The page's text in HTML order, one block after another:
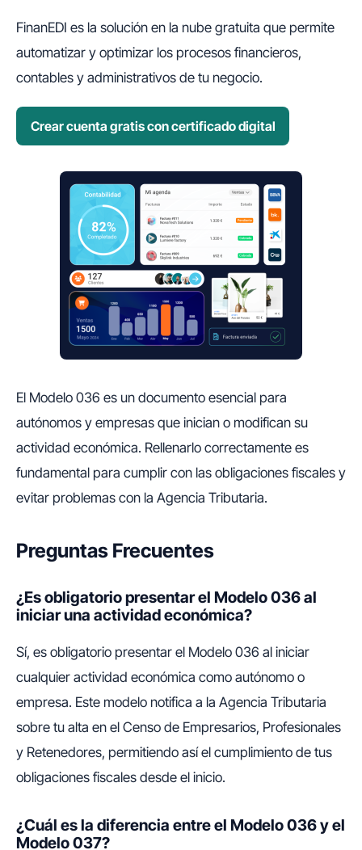
FinanEDI es la solución en la nube gratuita que permite
automatizar y optimizar los procesos financieros,
contables y administrativos de tu negocio.
Crear cuenta gratis con certificado digital
El Modelo 036 es un documento esencial para
autónomos y empresas que inician o modifican su
actividad económica. Rellenarlo correctamente es
fundamental para cumplir con las obligaciones fiscales y
evitar problemas con la Agencia Tributaria.
Preguntas Frecuentes
¿Es obligatorio presentar el Modelo 036 al
iniciar una actividad económica?
Sí, es obligatorio presentar el Modelo 036 al iniciar
cualquier actividad económica como autónomo o
empresa. Este modelo notifica a la Agencia Tributaria
sobre tu alta en el Censo de Empresarios, Profesionales
y Retenedores, permitiendo así el cumplimiento de tus
obligaciones fiscales desde el inicio.
¿Cuál es la diferencia entre el Modelo 036 y el
Modelo 037?